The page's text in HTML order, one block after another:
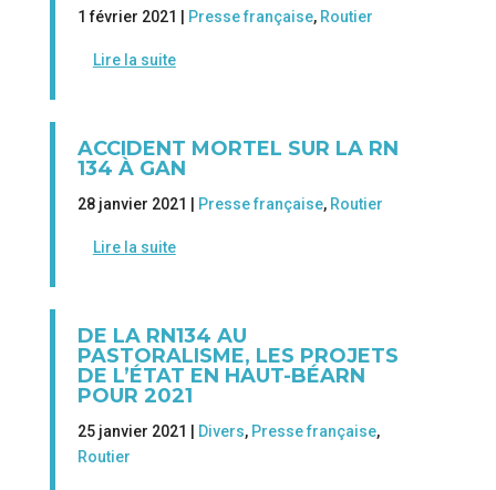
1 février 2021 | Presse française, Routier
Lire la suite
ACCIDENT MORTEL SUR LA RN
134 À GAN
28 janvier 2021 | Presse française, Routier
Lire la suite
DE LA RN134 AU
PASTORALISME, LES PROJETS
DE L’ÉTAT EN HAUT-BÉARN
POUR 2021
25 janvier 2021 | Divers, Presse française,
Routier